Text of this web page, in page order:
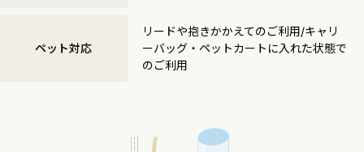
ペット対応
リードや抱きかかえてのご利用/キャリ
ーバッグ・ペットカートに入れた状態で
のご利用